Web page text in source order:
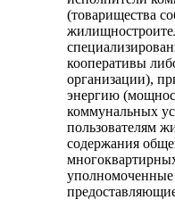
(товарищества
кооперативы
организации),
энергию
коммунальных
пользователям
содержания